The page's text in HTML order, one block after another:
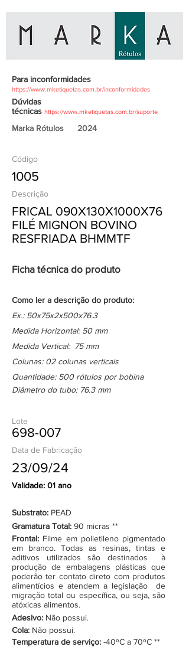
Para inconformidades
https://www.mketiquetas.com.br/inconformidades
Dúvidas
técnicas https://www.mketiquetas.com.br/suporte
Marka Rótulos 2024
Código
1005
Descrição
FRICAL 090X130X1000X76
FILÉ MIGNON BOVINO
RESFRIADA BHMMTF
Ficha técnica do produto
Como ler a descrição do produto:
Ex.: 50x75x2x500x76.3
Medida Horizontal: 50 mm
Medida Vertical: 75 mm
Colunas: 02 colunas verticais
Quantidade: 500 rótulos por bobina
Diâmetro do tubo: 76.3 mm
Lote
698-007
Data de Fabricação
23/09/24
Validade: 01 ano
Substrato: PEAD
Gramatura Total: 90 micras **
Frontal: Filme em polietileno pigmentado
em branco. Todas as resinas, tintas e
aditivos utilizados são destinados à
produção de embalagens plásticas que
poderão ter contato direto com produtos
alimentícios e atendem a legislação de
migração total ou específica, ou seja, são
atóxicas alimentos.
Adesivo: Não possui.
Cola: Não possui.
Temperatura de serviço: -40ºC a 70ºC **